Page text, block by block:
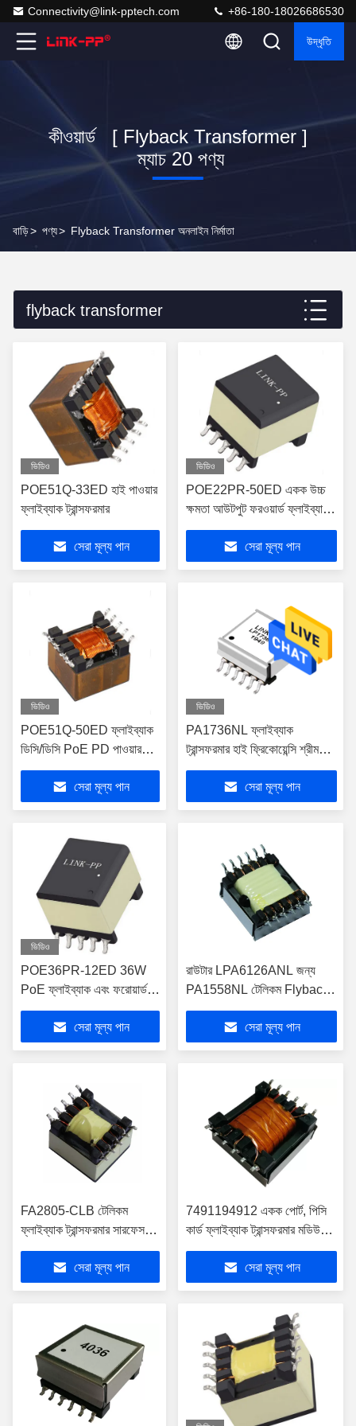
Connectivity@link-pptech.com +86-180-18026686530
উদ্ধৃতি
কীওয়ার্ড [ Flyback Transformer ]
ম্যাচ 20 পণ্য
বাড়ি> পণ্য> Flyback Transformer অনলাইন নির্মাতা
flyback transformer
ভিডিও
POE51Q-33ED হাই পাওয়ার
ফ্লাইব্যাক ট্রান্সফরমার
সেরা মূল্য পান
ভিডিও
POE22PR-50ED একক উচ্চ
ক্ষমতা আউটপুট ফরওয়ার্ড ফ্লাইব্যাক
ট্রান্সফরমার
সেরা মূল্য পান
ভিডিও
POE51Q-50ED ফ্লাইব্যাক
ডিসি/ডিসি PoE PD পাওয়ার
রূপান্তরকারীদের জন্য 51 W
পর্যন্ত তৈরি সেরা মূল্য পান
ভিডিও
PA1736NL ফ্লাইব্যাক
ট্রান্সফরমার হাই ফ্রিকোয়েন্সি শ্রীমতি
1২ পিন 11.4 মিঃ সর্বোচ্চ উচ্চতার
সেরা মূল্য পান
ভিডিও
POE36PR-12ED 36W
PoE ফ্লাইব্যাক এবং ফরোয়ার্ড
ট্রান্সফরমার 1500Vrms
সেরা মূল্য পান
রাউটার LPA6126ANL জন্য
PA1558NL টেলিকম Flyback
ট্রান্সফরমার অন্বেষণ
সেরা মূল্য পান
FA2805-CLB টেলিকম
ফ্লাইব্যাক ট্রান্সফরমার সারফেস
মাউন্ট ম্যাগনেটিক
LPA2290ANLসেরা মূল্য পান
7491194912 একক পোর্ট, পিসি
কার্ড ফ্লাইব্যাক ট্রান্সফরমার মডিউল
LPA6138ANL
সেরা মূল্য পান